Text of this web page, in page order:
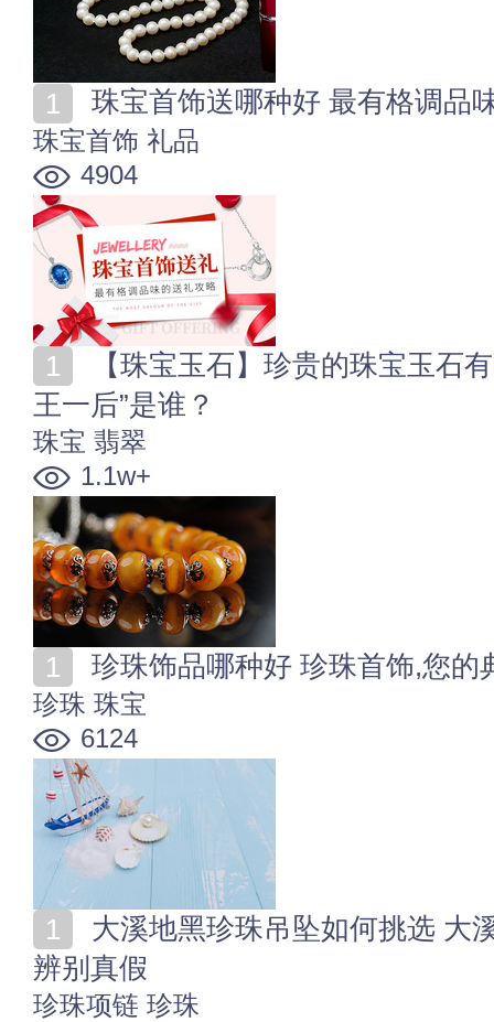
珠宝首饰送哪种好 最有格调品
珠宝首饰 礼品
4904
王一后”是谁？
珠宝 翡翠
1.1w+
珍珠饰品哪种好 珍珠首饰,您的
珍珠 珠宝
6124
辨别真假
珍珠项链 珍珠